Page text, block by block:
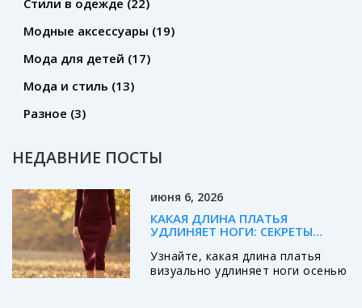
Стили в одежде (22)
Модные аксессуары (19)
Мода для детей (17)
Мода и стиль (13)
Разное (3)
НЕДАВНИЕ ПОСТЫ
июня 6, 2026
КАКАЯ ДЛИНА ПЛАТЬЯ
УДЛИНЯЕТ НОГИ: СЕКРЕТЫ
ОСЕНЬ 2026
Узнайте, какая длина платья
визуально удлиняет ноги осенью